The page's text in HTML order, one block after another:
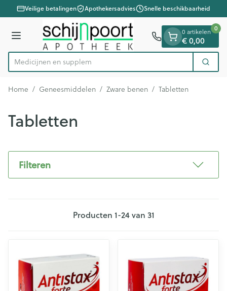
Ga naar de inhoud
1 van 1Veilige betalingen Apothekersadvies Snelle beschikbaarheid
Menu
Product, merk, categorie... Zoek
0 artikelen
€ 0,00
0
Home / Geneesmiddelen / Zware benen / Tabletten
Tabletten
Filteren
Producten 1-24van 31